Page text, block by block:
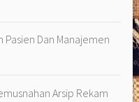
Dan Manajemen
Arsip Rekam